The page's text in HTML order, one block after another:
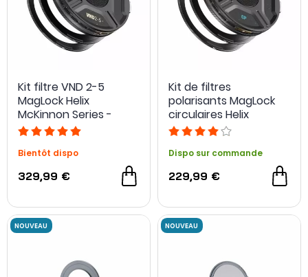
Kit filtre VND 2-5
MagLock Helix
McKinnon Series -
PolarPro
Bientôt dispo
329,99 €
Kit de filtres
polarisants MagLock
circulaires Helix
Burkard Edition -
Dispo sur commande
229,99 €